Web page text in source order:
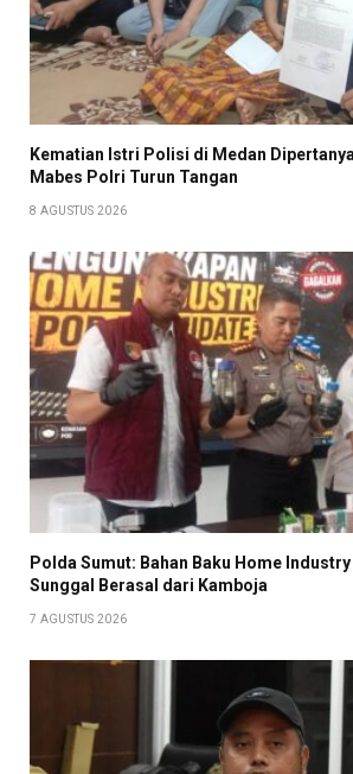
Kematian Istri Polisi di Medan
Mabes Polri Turun Tangan
8 AGUSTUS 2026
Polda Sumut: Bahan Baku Home
Sunggal Berasal dari Kamboja
7 AGUSTUS 2026